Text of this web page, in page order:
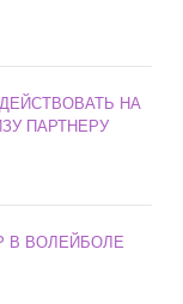
НА
ПАРТНЕРУ
В ВОЛЕЙБОЛЕ